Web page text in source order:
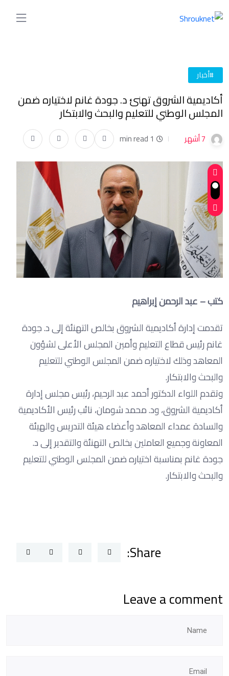
#أخبار
أكاديمية الشروق تهنئ د. جودة غانم لاختياره ضمن
المجلس الوطني للتعليم والبحث والابتكار
7 أشهر 1 min read
كتب – عبد الرحمن إبراهيم
تقدمت إدارة أكاديمية الشروق بخالص التهنئة إلى د. جودة
غانم رئيس قطاع التعليم وأمين المجلس الأعلى لشؤون
المعاهد وذلك لاختياره ضمن المجلس الوطني للتعليم
والبحث والابتكار.
وتقدم اللواء الدكتور أحمد عبد الرحيم، رئيس مجلس إدارة
أكاديمية الشروق، ود. محمد شومان، نائب رئيس الأكاديمية
والسادة عمداء المعاهد وأعضاء هيئة التدريس والهيئة
المعاونة وجميع العاملين بخالص التهنئة والتقدير إلى د.
جودة غانم بمناسبة اختياره ضمن المجلس الوطني للتعليم
والبحث والابتكار.
Share:
Leave a comment